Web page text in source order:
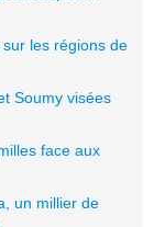
les régions de
Soumy visées
face aux
un millier de